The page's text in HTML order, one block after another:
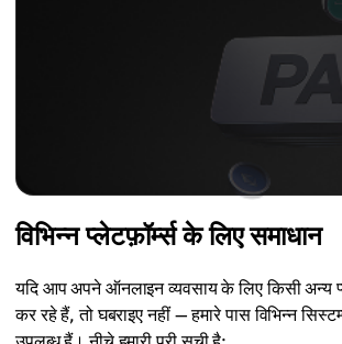
विभिन्न प्लेटफ़ॉर्म्स के लिए समाधान
यदि आप अपने ऑनलाइन व्यवसाय के लिए किसी अन्य
कर रहे हैं, तो घबराइए नहीं — हमारे पास विभिन्न